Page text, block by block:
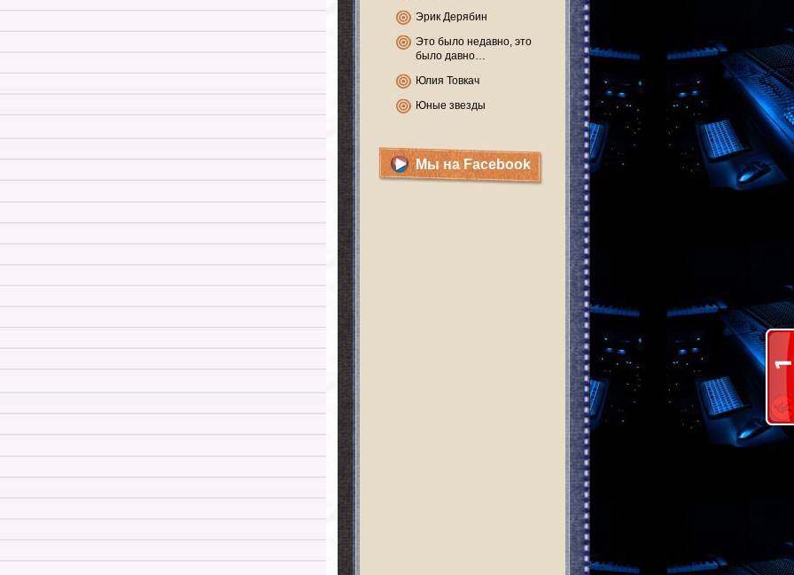
Эрик Дерябин
Это было недавно, это
было давно…
Юлия Товкач
Юные звезды
Мы на Facebook